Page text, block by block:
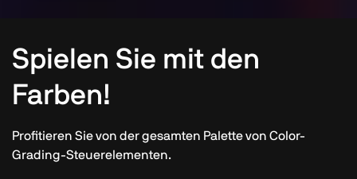
Spielen Sie mit den
Farben!
Profitieren Sie von der gesamten Palette von Color-
Grading-Steuerelementen.